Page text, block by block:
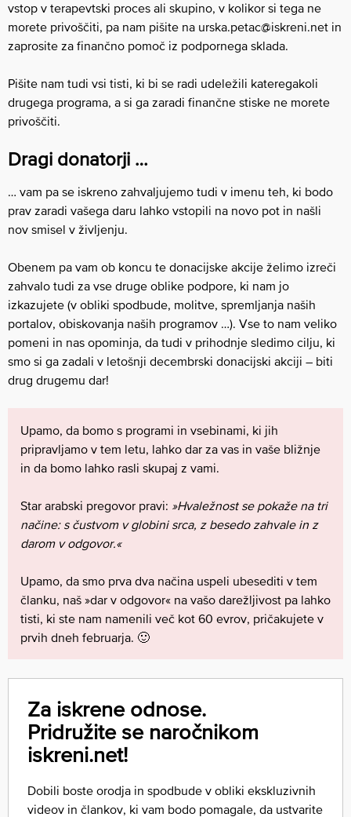
vstop v terapevtski proces ali skupino, v kolikor si tega ne
morete privoščiti, pa nam pišite na urska.petac@iskreni.net in
zaprosite za finančno pomoč iz podpornega sklada.
Pišite nam tudi vsi tisti, ki bi se radi udeležili kateregakoli
drugega programa, a si ga zaradi finančne stiske ne morete
privoščiti.
Dragi donatorji …
… vam pa se iskreno zahvaljujemo tudi v imenu teh, ki bodo
prav zaradi vašega daru lahko vstopili na novo pot in našli
nov smisel v življenju.
Obenem pa vam ob koncu te donacijske akcije želimo izreči
zahvalo tudi za vse druge oblike podpore, ki nam jo
izkazujete (v obliki spodbude, molitve, spremljanja naših
portalov, obiskovanja naših programov …). Vse to nam veliko
pomeni in nas opominja, da tudi v prihodnje sledimo cilju, ki
smo si ga zadali v letošnji decembrski donacijski akciji – biti
drug drugemu dar!
Upamo, da bomo s programi in vsebinami, ki jih
pripravljamo v tem letu, lahko dar za vas in vaše bližnje
in da bomo lahko rasli skupaj z vami.
Star arabski pregovor pravi: »Hvaležnost se pokaže na tri
načine: s čustvom v globini srca, z besedo zahvale in z
darom v odgovor.«
Upamo, da smo prva dva načina uspeli ubesediti v tem
članku, naš »dar v odgovor« na vašo darežljivost pa lahko
tisti, ki ste nam namenili več kot 60 evrov, pričakujete v
prvih dneh februarja. 🙂
Za iskrene odnose.
Pridružite se naročnikom
iskreni.net!
Dobili boste orodja in spodbude v obliki ekskluzivnih
videov in člankov, ki vam bodo pomagale, da ustvarite